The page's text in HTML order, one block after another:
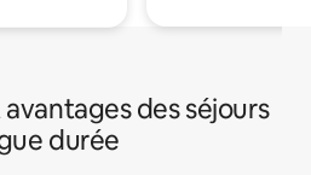
des séjours
durée